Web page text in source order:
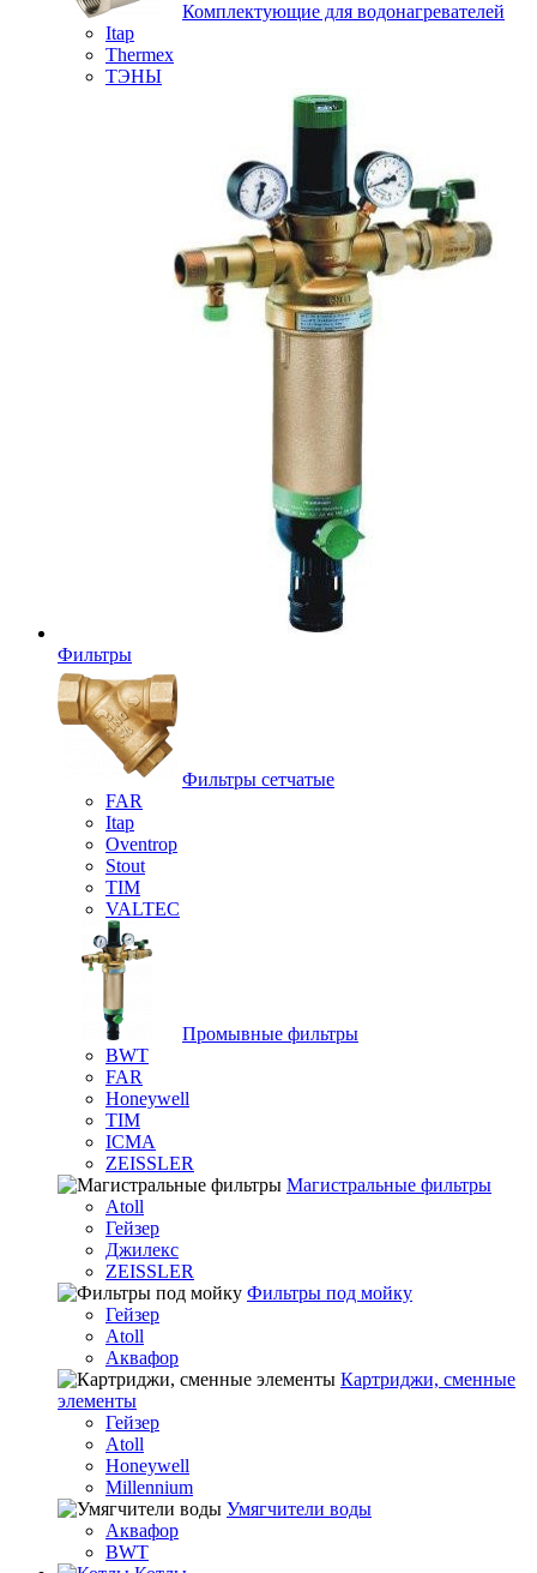
Комплектующие для водонагревателей
Itap
Thermex
ТЭНЫ
Фильтры
Фильтры сетчатые
FAR
Itap
Oventrop
Stout
TIM
VALTEC
Промывные фильтры
BWT
FAR
Honeywell
TIM
ICMA
ZEISSLER
Магистральные фильтры
Atoll
Гейзер
Джилекс
ZEISSLER
Фильтры под мойку
Гейзер
Atoll
Аквафор
Картриджи, сменные
элементы
Гейзер
Atoll
Honeywell
Millennium
Умягчители воды
Аквафор
BWT